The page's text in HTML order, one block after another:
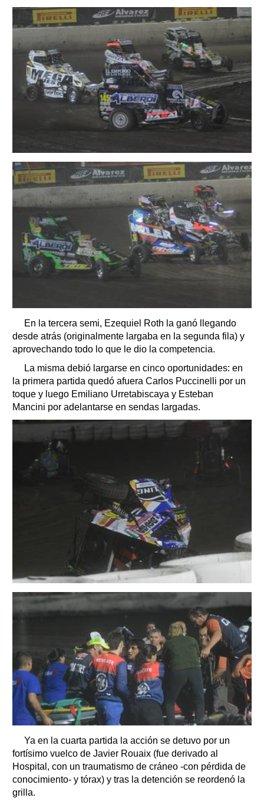
En la tercera semi, Ezequiel Roth la ganó llegando
desde atrás (originalmente largaba en la segunda fila) y
aprovechando todo lo que le dio la competencia.
La misma debió largarse en cinco oportunidades: en
la primera partida quedó afuera Carlos Puccinelli por un
toque y luego Emiliano Urretabiscaya y Esteban
Mancini por adelantarse en sendas largadas.
Ya en la cuarta partida la acción se detuvo por un
fortísimo vuelco de Javier Rouaix (fue derivado al
Hospital, con un traumatismo de cráneo -con pérdida de
conocimiento- y tórax) y tras la detención se reordenó la
grilla.